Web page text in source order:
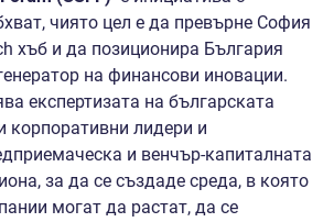
чиято цел е да превърне София
хъб и да позиционира България
на финансови иновации.
експертизата на българската
корпоративни лидери и
и венчър-капиталната
за да се създаде среда, в която
могат да растат, да се